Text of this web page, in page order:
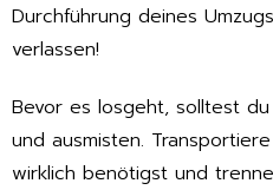
Durchführung deines
verlassen!
Bevor es losgeht, solltest
und ausmisten.
wirklich benötigst und